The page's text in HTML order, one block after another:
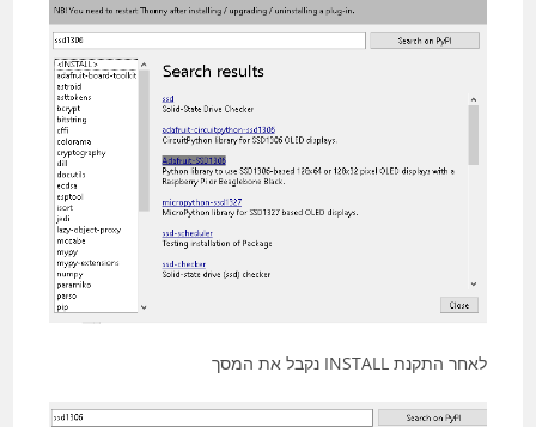
לאחר התקנת INSTALL נקבל את המסך